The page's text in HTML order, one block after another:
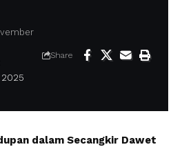
2025
Share
dalam Secangkir Dawet